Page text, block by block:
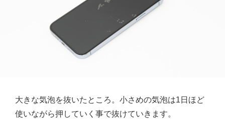
大きな気泡を抜いたところ。小さめの気泡は1日ほど
使いながら押していく事で抜けていきます。